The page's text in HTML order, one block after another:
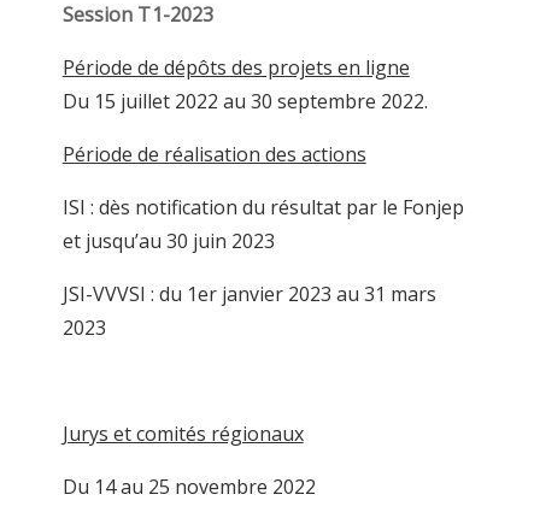
Session T1-2023
Période de dépôts des projets en ligne
Du 15 juillet 2022 au 30 septembre 2022.
Période de réalisation des actions
ISI : dès notification du résultat par le Fonjep
et jusqu’au 30 juin 2023
JSI-VVVSI : du 1er janvier 2023 au 31 mars
2023
Jurys et comités régionaux
Du 14 au 25 novembre 2022